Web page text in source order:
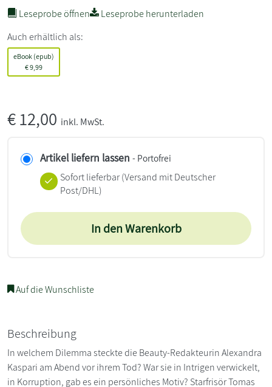
Leseprobe öffnen
Leseprobe herunterladen
Auch erhältlich als:
eBook (epub)
€9,99
€12,00 inkl. MwSt.
Artikel liefern lassen - Portofrei
Sofort lieferbar(Versand mit Deutscher
Post/DHL)
In den Warenkorb
Auf die Wunschliste
Beschreibung
In welchem Dilemma steckte die Beauty-Redakteurin Alexandra
Kaspari am Abend vor ihrem Tod? War sie in Intrigen verwickelt,
in Korruption, gab es ein persönliches Motiv? Starfrisör Tomas